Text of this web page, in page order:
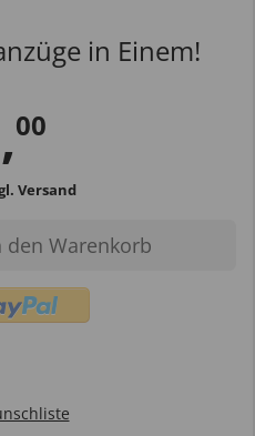
in Einem!
,00
Versand
den Warenkorb